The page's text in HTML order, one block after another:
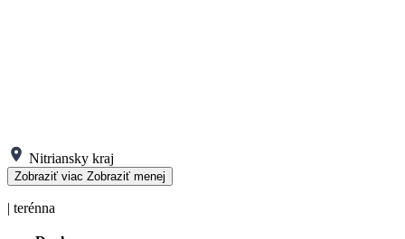
Nitriansky kraj
Zobraziť viac Zobraziť menej
| terénna